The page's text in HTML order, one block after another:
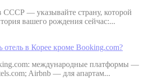
СССР — указывайте страну, которой
вашего рождения сейчас:...
отель в Корее кроме Booking.com?
международные платформы —
Airbnb — для апартам...